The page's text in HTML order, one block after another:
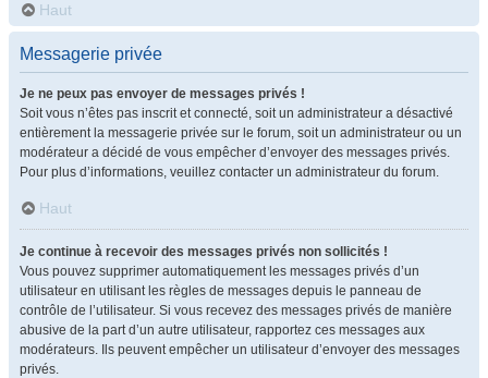
Haut
Messagerie privée
Je ne peux pas envoyer de messages privés !
Soit vous n’êtes pas inscrit et connecté, soit un administrateur a désactivé
entièrement la messagerie privée sur le forum, soit un administrateur ou un
modérateur a décidé de vous empêcher d’envoyer des messages privés.
Pour plus d’informations, veuillez contacter un administrateur du forum.
Haut
Je continue à recevoir des messages privés non sollicités !
Vous pouvez supprimer automatiquement les messages privés d’un
utilisateur en utilisant les règles de messages depuis le panneau de
contrôle de l’utilisateur. Si vous recevez des messages privés de manière
abusive de la part d’un autre utilisateur, rapportez ces messages aux
modérateurs. Ils peuvent empêcher un utilisateur d’envoyer des messages
privés.